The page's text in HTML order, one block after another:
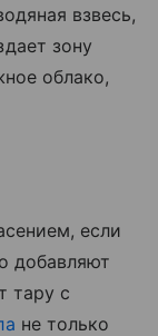
взвесь,
зону
облако,
если
добавляют
тару с
не только